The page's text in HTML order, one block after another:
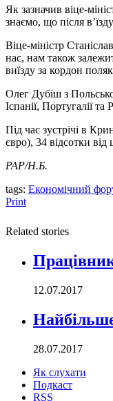
Як зазначив віце-
знаємо, що після
Віце-міністр
нас, нам також
виїзду за кордон
Олег Дубіш з
Іспанії, Португалії
Під час зустрічі в
євро), 34 відсотки
PAP/Н.Б.
tags: Економічний
Print
Related stories
12.07.2017
28.07.2017
Як слухати
Подкаст
RSS